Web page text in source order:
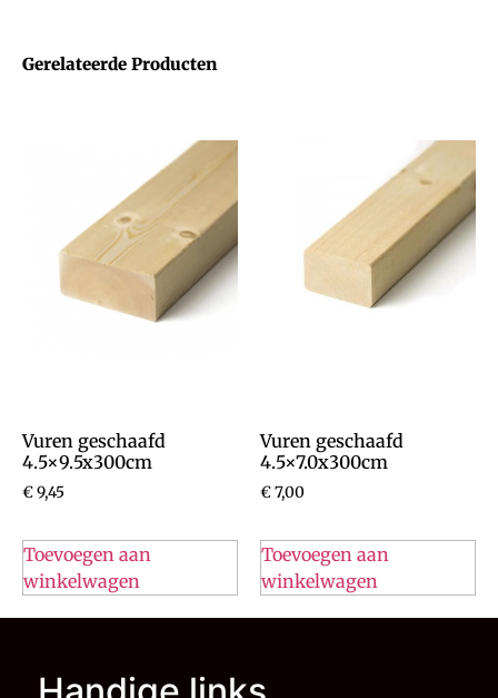
Gerelateerde Producten
Vuren geschaafd
4.5×9.5x300cm
€9,45
Toevoegen aan
winkelwagen
Vuren geschaafd
4.5×7.0x300cm
€7,00
Toevoegen aan
winkelwagen